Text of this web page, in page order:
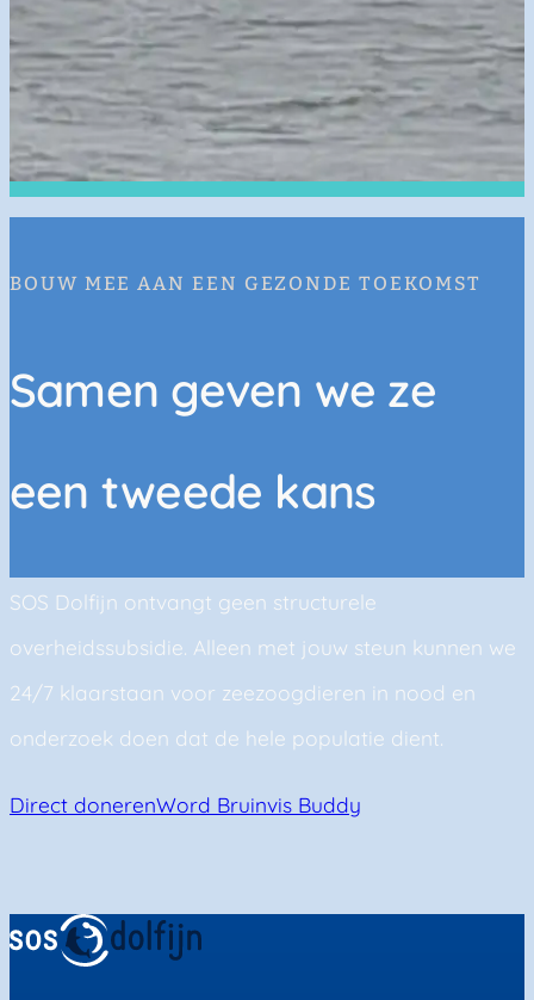
BOUW MEE AAN EEN GEZONDE TOEKOMST
Samen geven we ze
een tweede kans
SOS Dolfijn ontvangt geen structurele
overheidssubsidie. Alleen met jouw steun kunnen we
24/7 klaarstaan voor zeezoogdieren in nood en
onderzoek doen dat de hele populatie dient.
Direct donerenWord Bruinvis Buddy